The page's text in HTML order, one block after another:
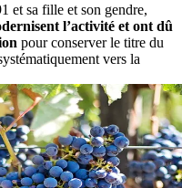
et sa fille et son gendre,
l’activité et ont dû
pour conserver le titre du
vers la